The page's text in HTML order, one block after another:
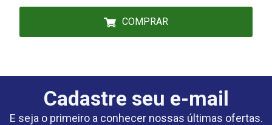
COMPRAR
Cadastre seu e-mail
E seja o primeiro a conhecer nossas últimas ofertas.